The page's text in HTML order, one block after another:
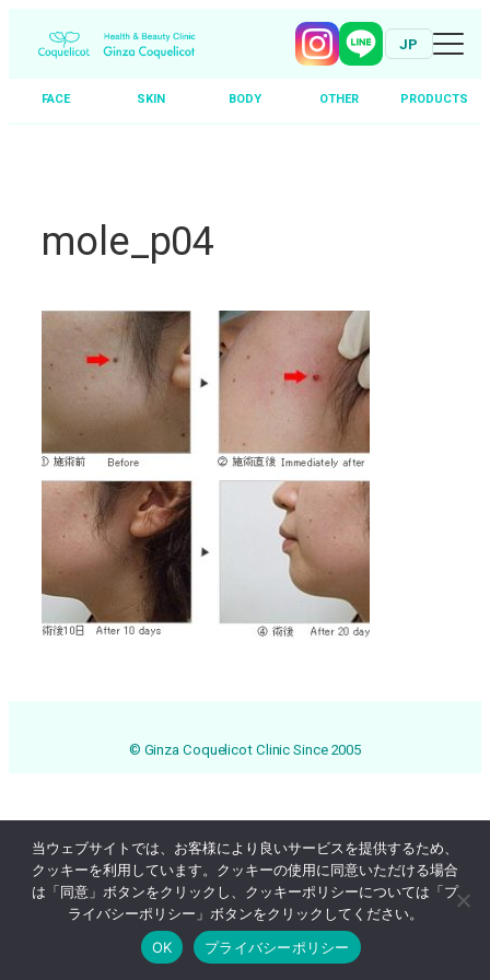
JP
FACE SKIN BODY OTHER PRODUCTS
Online Reservation 03-3569-1233
mole_p04
© Ginza Coquelicot Clinic Since 2005
当ウェブサイトでは、お客様により良いサービスを提供するため、
クッキーを利用しています。クッキーの使用に同意いただける場合
は「同意」ボタンをクリックし、クッキーポリシーについては「プ
ライバシーポリシー」ボタンをクリックしてください。
OK
プライバシーポリシー